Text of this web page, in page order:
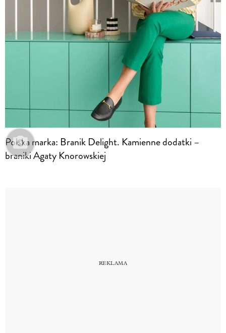
Polska marka: Branik Delight. Kamienne dodatki –
braniki Agaty Knorowskiej